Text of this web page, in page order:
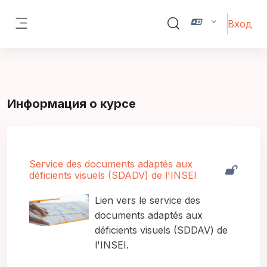
Изменить данные
Вход
Информация о курсе
Service des documents adaptés aux
déficients visuels (SDADV) de l'INSEI
Lien vers le service des
documents adaptés aux
déficients visuels (SDDAV) de
l'INSEI.